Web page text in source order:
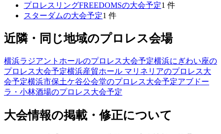
プロレスリングFREEDOMSの大会予定1 件
スターダムの大会予定1 件
近隣・同じ地域のプロレス会場
横浜ラジアントホールのプロレス大会予定横浜にぎわい座の
プロレス大会予定横浜産貿ホール マリネリアのプロレス大
会予定横浜市保土ケ谷公会堂のプロレス大会予定アブドー
ラ・小林酒場のプロレス大会予定
大会情報の掲載・修正について